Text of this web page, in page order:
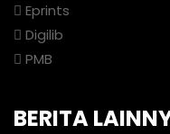
Eprints
Digilib
PMB
BERITA